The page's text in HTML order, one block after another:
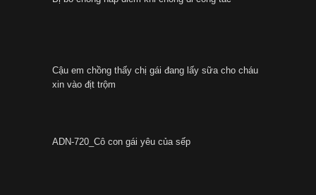
Cậu em chồng thấy chị gái đang lấy sữa cho cháu
xin vào địt trộm
ADN-720_Cô con gái yêu của sếp